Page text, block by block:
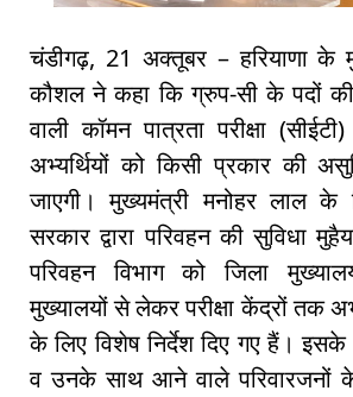
चंडीगढ़, 21 अक्तूबर – हरियाणा के
कौशल ने कहा कि ग्रुप-सी के पदों की
वाली कॉमन पात्रता परीक्षा
अभ्यर्थियों को किसी प्रकार की
जाएगी। मुख्यमंत्री मनोहर लाल के
सरकार द्वारा परिवहन की सुविधा
परिवहन विभाग को जिला
मुख्यालयों से लेकर परीक्षा केंद्रों तक
के लिए विशेष निर्देश दिए गए हैं। इसके
व उनके साथ आने वाले परिवारजनों